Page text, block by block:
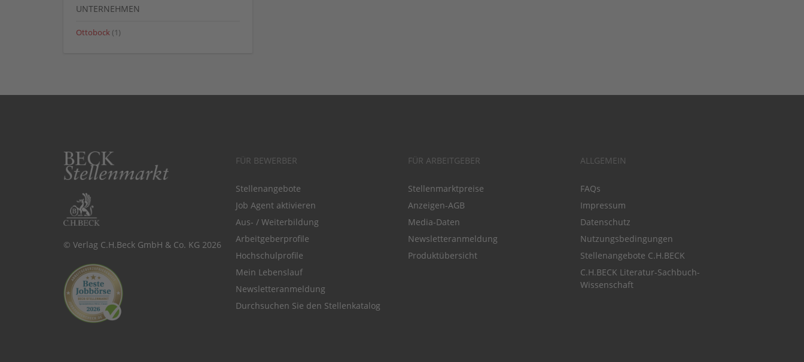
UNTERNEHMEN
Ottobock (1)
© Verlag C.H.Beck GmbH & Co. KG 2026
FÜR BEWERBER
Stellenangebote
Job Agent aktivieren
Aus- / Weiterbildung
Arbeitgeberprofile
Hochschulprofile
Mein Lebenslauf
Newsletteranmeldung
Durchsuchen Sie den Stellenkatalog
FÜR ARBEITGEBER
Stellenmarktpreise
Anzeigen-AGB
Media-Daten
Newsletteranmeldung
Produktübersicht
ALLGEMEIN
FAQs
Impressum
Datenschutz
Nutzungsbedingungen
Stellenangebote C.H.BECK
C.H.BECK Literatur-Sachbuch-
Wissenschaft